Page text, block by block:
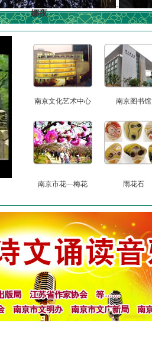
夜
南京文化艺术中心 南京图书馆
南京市花—梅花 雨花石